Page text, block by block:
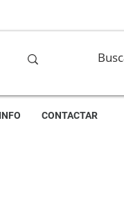
INFO CONTACTAR